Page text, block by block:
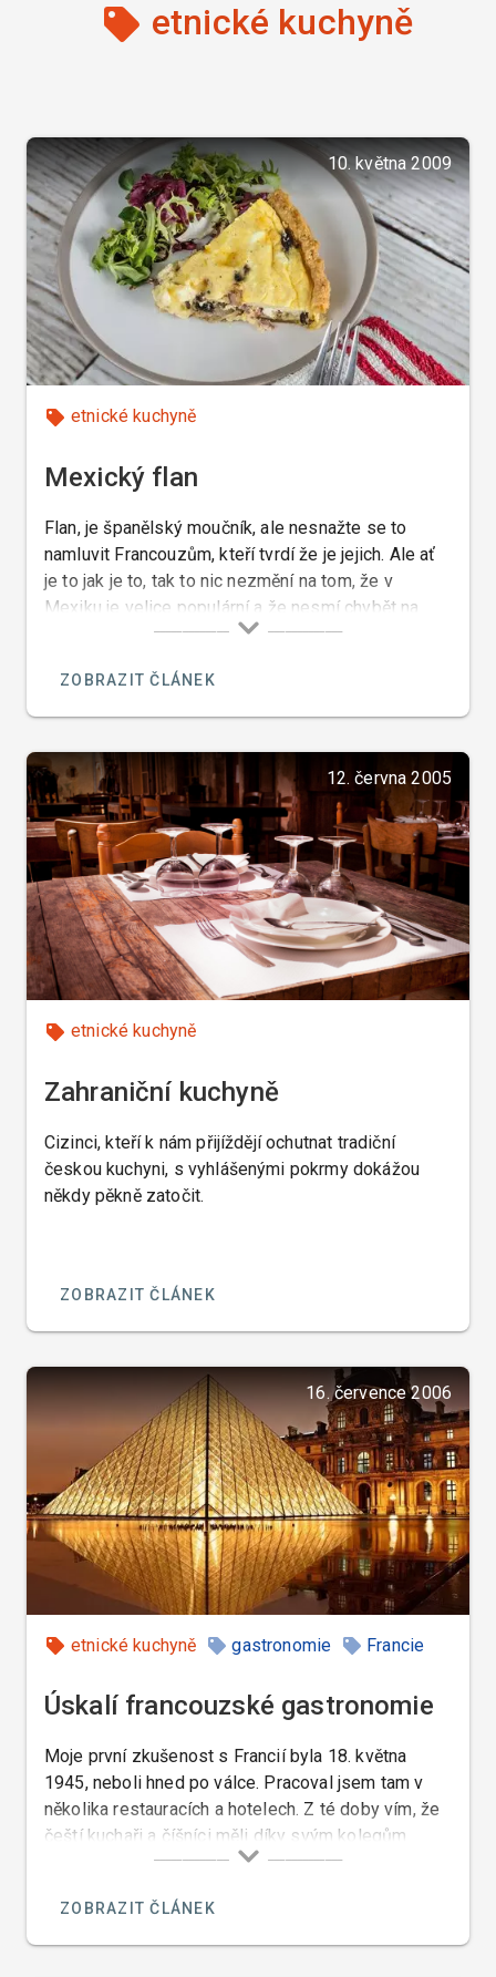
etnické kuchyně
10. května 2009
etnické kuchyně
Mexický flan
Flan, je španělský moučník, ale nesnažte se to
namluvit Francouzům, kteří tvrdí že je jejich. Ale ať
je to jak je to, tak to nic nezmění na tom, že v
Mexiku je velice populární a že nesmí chybět na
jídelním lístku žádné lepší restaurace.
ZOBRAZIT ČLÁNEK
12. června 2005
etnické kuchyně
Zahraniční kuchyně
Cizinci, kteří k nám přijíždějí ochutnat tradiční
českou kuchyni, s vyhlášenými pokrmy dokážou
někdy pěkně zatočit.
ZOBRAZIT ČLÁNEK
16. července 2006
etnické kuchyně gastronomie Francie
Úskalí francouzské gastronomie
Moje první zkušenost s Francií byla 18. května
1945, neboli hned po válce. Pracoval jsem tam v
několika restauracích a hotelech. Z té doby vím, že
čeští kuchaři a číšníci měli díky svým kolegům
pracujícím ve Francii před válkou tu nejlepší pověst.
ZOBRAZIT ČLÁNEK